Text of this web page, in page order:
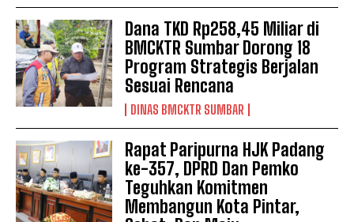
Dana TKD Rp258,45 Miliar di
BMCKTR Sumbar Dorong 18
Program Strategis Berjalan
Sesuai Rencana
DINAS BMCKTR SUMBAR
Rapat Paripurna HJK Padang
ke-357, DPRD Dan Pemko
Teguhkan Komitmen
Membangun Kota Pintar,